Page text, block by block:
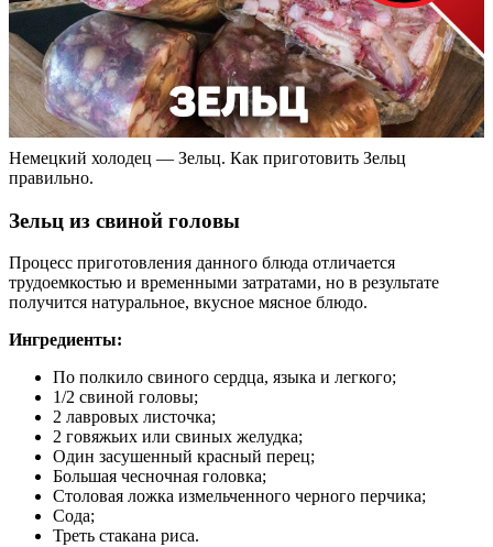
Немецкий холодец — Зельц. Как приготовить Зельц
правильно.
Зельц из свиной головы
Процесс приготовления данного блюда отличается
трудоемкостью и временными затратами, но в результате
получится натуральное, вкусное мясное блюдо.
Ингредиенты:
По полкило свиного сердца, языка и легкого;
1/2 свиной головы;
2 лавровых листочка;
2 говяжьих или свиных желудка;
Один засушенный красный перец;
Большая чесночная головка;
Столовая ложка измельченного черного перчика;
Сода;
Треть стакана риса.